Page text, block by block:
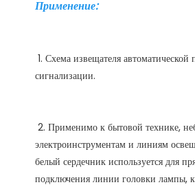
Применение:
1. Схема извещателя автоматической пожарной
2. Применимо к бытовой технике, небольшим
электроинструментам и линиям
белый сердечник используется для
подключения линии головки лампы,